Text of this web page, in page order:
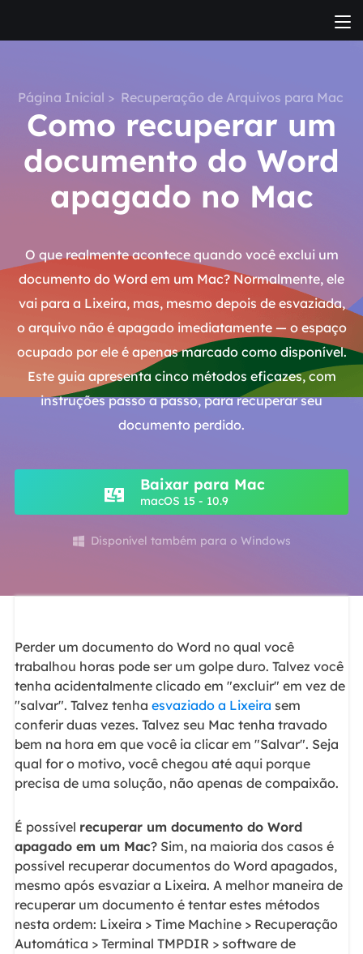
Página Inicial > Recuperação de Arquivos para Mac
Como recuperar um
documento do Word
apagado no Mac
O que realmente acontece quando você exclui um
documento do Word em um Mac? Normalmente, ele
vai para a Lixeira, mas, mesmo depois de esvaziada,
o arquivo não é apagado imediatamente — o espaço
ocupado por ele é apenas marcado como disponível.
Este guia apresenta cinco métodos eficazes, com
instruções passo a passo, para recuperar seu
documento perdido.
Baixar para Mac
macOS 15 - 10.9
 Disponível também para o Windows
Perder um documento do Word no qual você
trabalhou horas pode ser um golpe duro. Talvez você
tenha acidentalmente clicado em "excluir" em vez de
"salvar". Talvez tenha esvaziado a Lixeira sem
conferir duas vezes. Talvez seu Mac tenha travado
bem na hora em que você ia clicar em "Salvar". Seja
qual for o motivo, você chegou até aqui porque
precisa de uma solução, não apenas de compaixão.
É possível recuperar um documento do Word
apagado em um Mac? Sim, na maioria dos casos é
possível recuperar documentos do Word apagados,
mesmo após esvaziar a Lixeira. A melhor maneira de
recuperar um documento é tentar estes métodos
nesta ordem: Lixeira > Time Machine > Recuperação
Automática > Terminal TMPDIR > software de